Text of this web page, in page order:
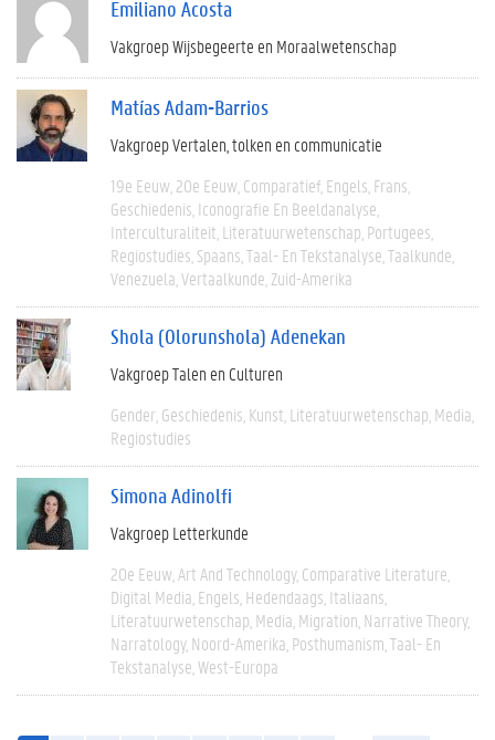
Emiliano Acosta
Vakgroep Wijsbegeerte en Moraalwetenschap
Matías Adam-Barrios
Vakgroep Vertalen, tolken en communicatie
19e Eeuw 20e Eeuw Comparatief Engels Frans
Geschiedenis Iconografie En Beeldanalyse
Interculturaliteit Literatuurwetenschap Portugees
Regiostudies Spaans Taal- En Tekstanalyse Taalkunde
Venezuela Vertaalkunde Zuid-Amerika
Shola (Olorunshola) Adenekan
Vakgroep Talen en Culturen
Gender Geschiedenis Kunst Literatuurwetenschap Media
Regiostudies
Simona Adinolfi
Vakgroep Letterkunde
20e Eeuw Art And Technology Comparative Literature
Digital Media Engels Hedendaags Italiaans
Literatuurwetenschap Media Migration Narrative Theory
Narratology Noord-Amerika Posthumanism Taal- En
Tekstanalyse West-Europa